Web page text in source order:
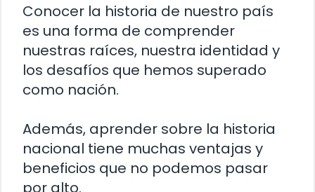
Conocer la historia de nuestro país
es una forma de comprender
nuestras raíces, nuestra identidad y
los desafíos que hemos superado
como nación.
Además, aprender sobre la historia
nacional tiene muchas ventajas y
beneficios que no podemos pasar
por alto.